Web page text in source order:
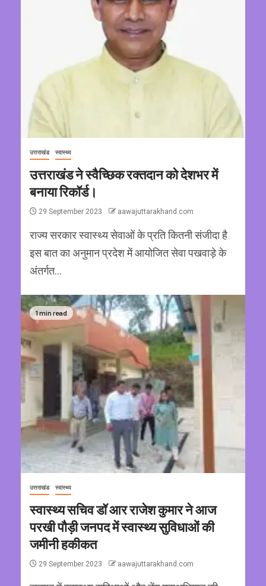
उत्तराखंड स्वास्थ्य
उत्तराखंड ने स्वैच्छिक रक्तदान को देशभर में
बनाया रिकॉर्ड।
29 September 2023 aawajuttarakhand.com
राज्य सरकार स्वास्थ्य सेवाओं के प्रति कितनी संजीदा है
इस बात का अनुमान प्रदेश में आयोजित सेवा पखवाड़े के
अंतर्गत...
1 min read
उत्तराखंड स्वास्थ्य
स्वास्थ्य सचिव डॉ आर राजेश कुमार ने आज
परखी पौड़ी जनपद में स्वास्थ्य सुविधाओं की
जमीनी हकीकत
29 September 2023 aawajuttarakhand.com